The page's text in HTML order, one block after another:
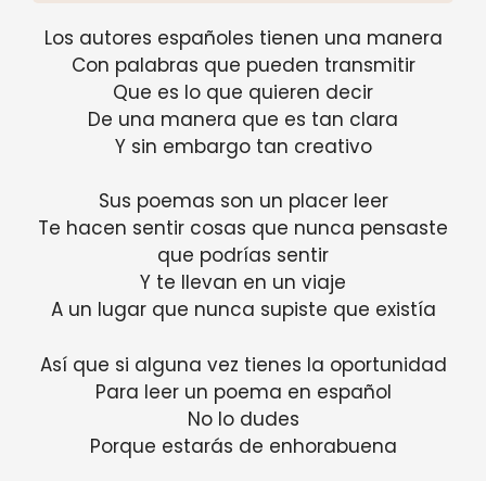
Los autores españoles tienen una manera
Con palabras que pueden transmitir
Que es lo que quieren decir
De una manera que es tan clara
Y sin embargo tan creativo
Sus poemas son un placer leer
Te hacen sentir cosas que nunca pensaste
que podrías sentir
Y te llevan en un viaje
A un lugar que nunca supiste que existía
Así que si alguna vez tienes la oportunidad
Para leer un poema en español
No lo dudes
Porque estarás de enhorabuena